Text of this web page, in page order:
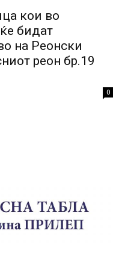
кои во
бидат
на Реонски
реон бр.19
0